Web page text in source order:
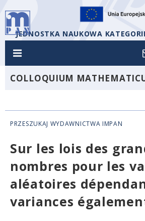
JEDNOSTKA NAUKOWA
COLLOQUIUM
PRZESZUKAJ WYDAWNICTWA IMPAN
Sur les lois des
nombres pour les
aléatoires
variances